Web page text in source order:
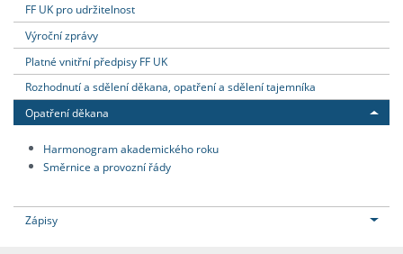
FF UK pro udržitelnost
Výroční zprávy
Platné vnitřní předpisy FF UK
Rozhodnutí a sdělení děkana, opatření a sdělení tajemníka
Opatření děkana
Harmonogram akademického roku
Směrnice a provozní řády
Zápisy